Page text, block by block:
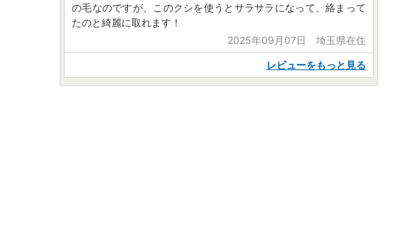
の毛なのですが、このクシを使うとサラサラになって、絡まって
たのと綺麗に取れます！
2025年09月07日 埼玉県在住
レビューをもっと見る